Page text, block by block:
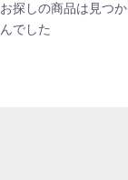
お探しの商品は見つ
んでした